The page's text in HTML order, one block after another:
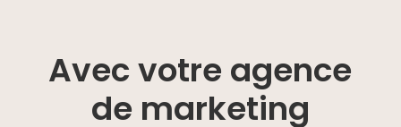
Avec votre agence
de marketing